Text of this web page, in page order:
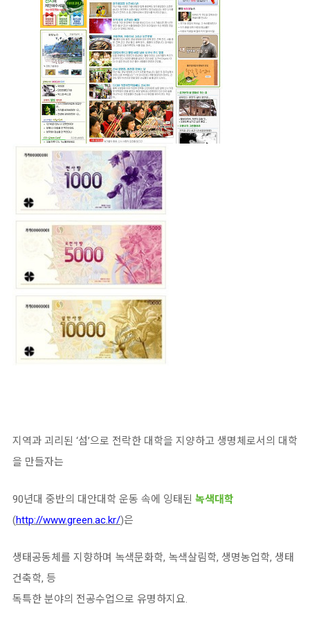
지역과 괴리된 ‘섬’으로 전락한 대학을 지양하고 생명체로서의 대학
을 만들자는
90년대 중반의 대안대학 운동 속에 잉태된 녹색대학
(http://www.green.ac.kr/)은
생태공동체를 지향하며 녹색문화학, 녹색살림학, 생명농업학, 생태
건축학, 등
독특한 분야의 전공수업으로 유명하지요.